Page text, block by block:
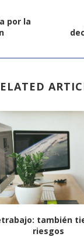
por la
también
riesgos